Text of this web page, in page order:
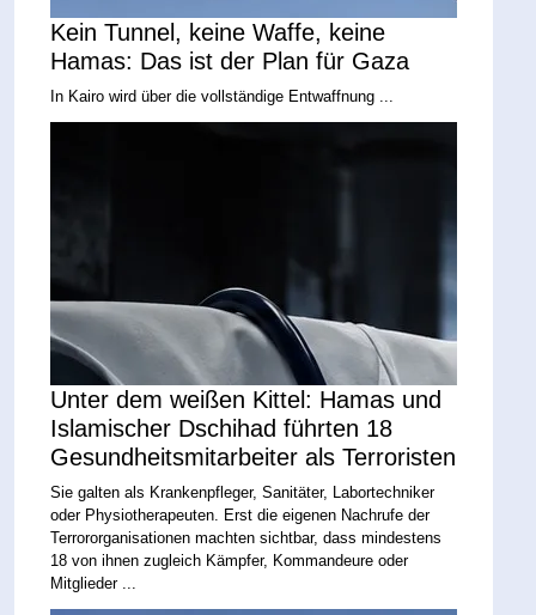
Kein Tunnel, keine Waffe, keine
Hamas: Das ist der Plan für Gaza
In Kairo wird über die vollständige Entwaffnung ...
Unter dem weißen Kittel: Hamas und
Islamischer Dschihad führten 18
Gesundheitsmitarbeiter als Terroristen
Sie galten als Krankenpfleger, Sanitäter, Labortechniker
oder Physiotherapeuten. Erst die eigenen Nachrufe der
Terrororganisationen machten sichtbar, dass mindestens
18 von ihnen zugleich Kämpfer, Kommandeure oder
Mitglieder ...